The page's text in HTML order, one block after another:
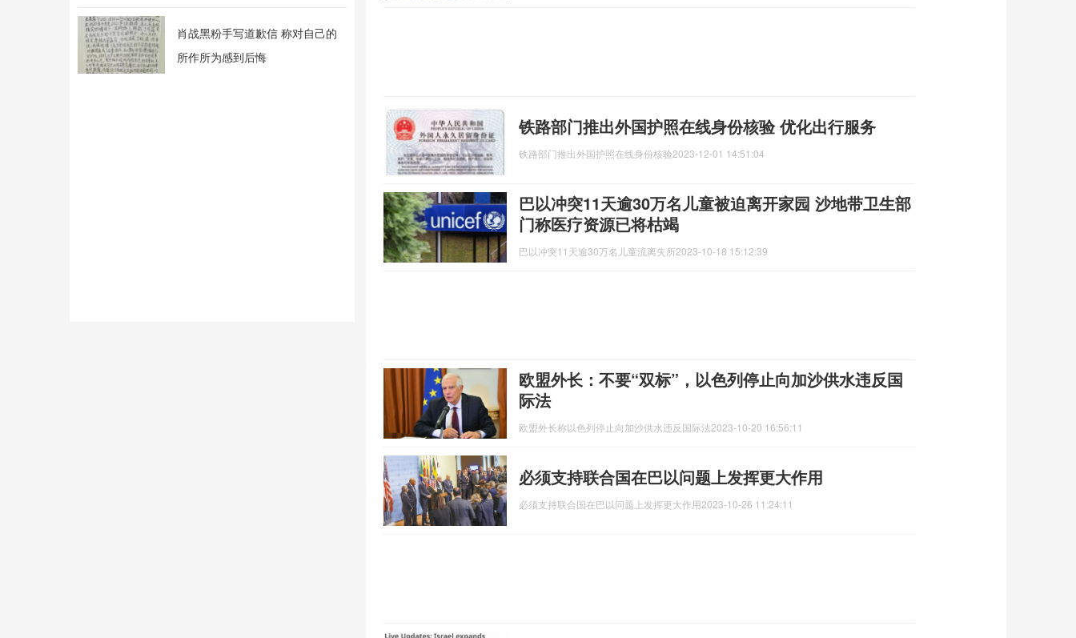
肖战黑粉手写道歉信 称对自己的
所作所为感到后悔
铁路部门推出外国护照在线身份核验 优化出行服务
铁路部门推出外国护照在线身份核验2023-12-01 14:51:04
巴以冲突11天逾30万名儿童被迫离开家园 沙地带卫生部
门称医疗资源已将枯竭
巴以冲突11天逾30万名儿童流离失所2023-10-18 15:12:39
欧盟外长：不要“双标”，以色列停止向加沙供水违反国
际法
欧盟外长称以色列停止向加沙供水违反国际法2023-10-20 16:56:11
必须支持联合国在巴以问题上发挥更大作用
必须支持联合国在巴以问题上发挥更大作用2023-10-26 11:24:11